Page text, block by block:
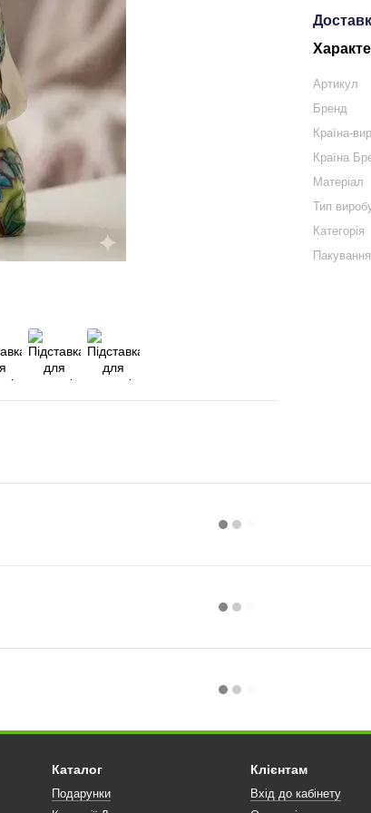
Артикул
Бренд
Країна-
Країна
Матеріал
Тип
Категорiя
Пакування
Каталог
Подарунки
Клієнтам
Вхід до кабінету